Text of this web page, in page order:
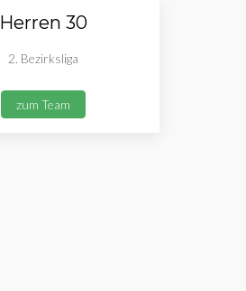
Herren 30
2. Bezirksliga
zum Team